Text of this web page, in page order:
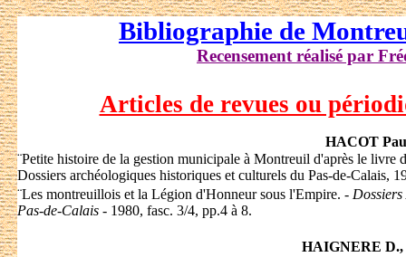
Bibliographie de
Recensement réalisé par
Articles de revues ou
HACOT
¨Petite histoire de la gestion municipale à Montreuil d'après le
Dossiers archéologiques historiques et culturels du Pas-de-Calais,
¨Les montreuillois et la Légion d'Honneur sous l'Empire. -
Pas-de-Calais - 1980, fasc. 3/4, pp.4 à 8.
HAIGNERE D.,